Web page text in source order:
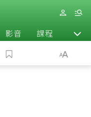
影音 課程 退休